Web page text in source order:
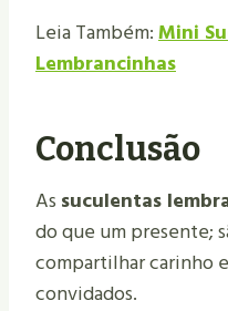
Leia Também:Mini
Lembrancinhas
Conclusão
As suculentas
do que um presente;
compartilhar carinho
convidados.